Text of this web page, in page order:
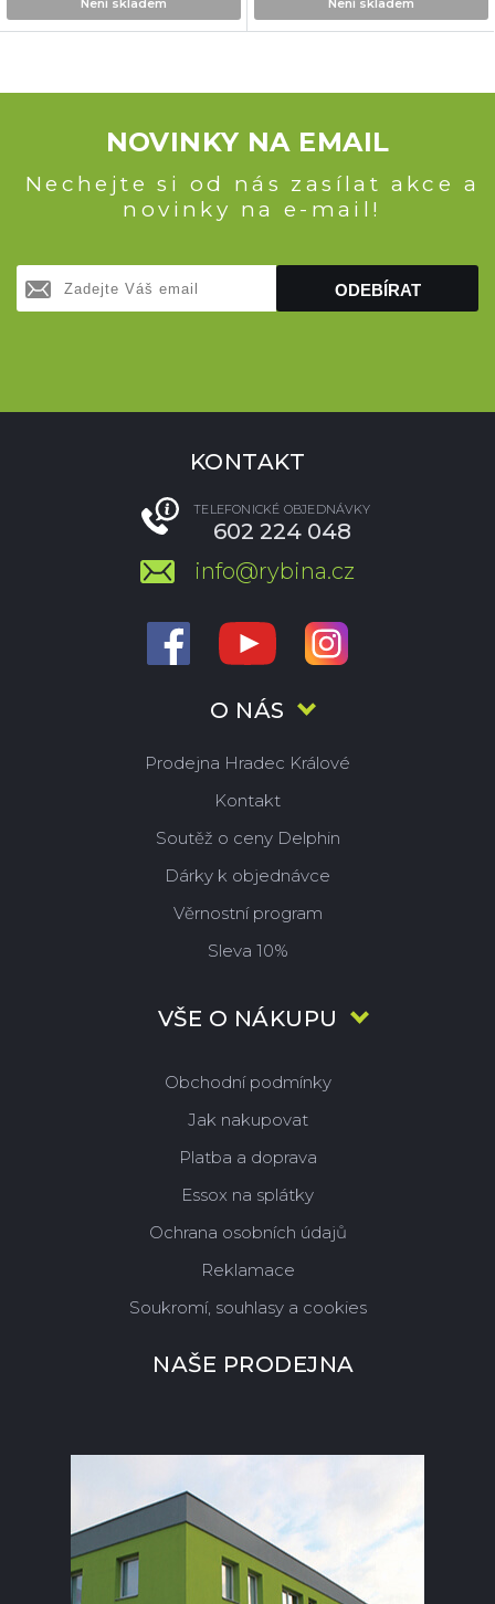
Není skladem Není skladem
NOVINKY NA EMAIL
Nechejte si od nás zasílat akce a
novinky na e-mail!
ODEBÍRAT
O NÁS
Prodejna Hradec Králové
Kontakt
Soutěž o ceny Delphin
Dárky k objednávce
Věrnostní program
Sleva 10%
VŠE O NÁKUPU
Obchodní podmínky
Jak nakupovat
Platba a doprava
Essox na splátky
Ochrana osobních údajů
Reklamace
Soukromí, souhlasy a cookies
KONTAKT
TELEFONICKÉ OBJEDNÁVKY
602 224 048
info@rybina.cz
NAŠE PRODEJNA